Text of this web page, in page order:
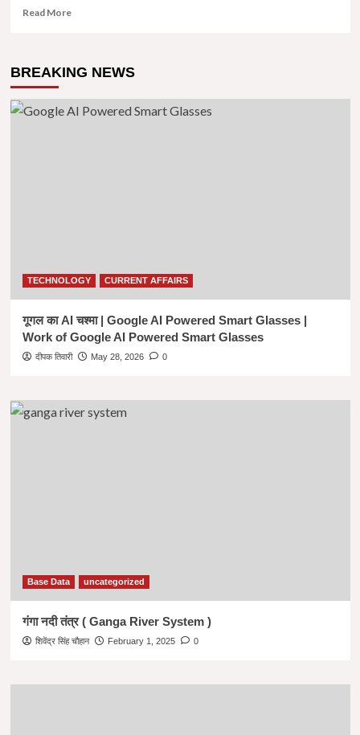
12th
Read MoreRead
Courses
12th
Science
के
प्रमुख
कोर्स
|
Courses
after
BREAKING NEWS
TECHNOLOGY CURRENT AFFAIRS
गूगल का AI चश्मा | Google AI Powered Smart Glasses |
Work of Google AI Powered Smart Glasses
दीपक तिवारी May 28, 2026 0
Base Data uncategorized
गंगा नदी तंत्र ( Ganga River System )
शिवेंद्र सिंह चौहान February 1, 2025 0